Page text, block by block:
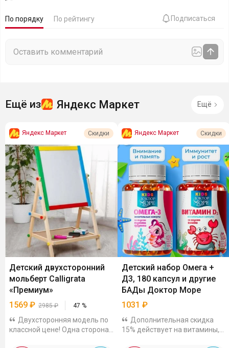
По порядку По рейтингу Подписаться
Ещё из Яндекс Маркет Ещё
Яндекс Маркет Скидки
Детский двухсторонний
мольберт Calligrata
«Премиум»
1569 ₽ 2985₽ 47 %
Двухсторонняя модель по
классной цене! Одна сторона
Яндекс Маркет Скидки
Детский набор Омега +
Д3, 180 капсул и другие
БАДы Доктор Море
1031 ₽
Дополнительная скидка
15% действует на витамины,